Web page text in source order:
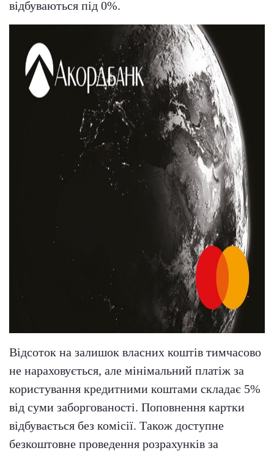
відбуваються під 0%.
Відсоток на залишок власних коштів тимчасово
не нараховується, але мінімальний платіж за
користування кредитними коштами складає 5%
від суми заборгованості. Поповнення картки
відбувається без комісії. Також доступне
безкоштовне проведення розрахунків за